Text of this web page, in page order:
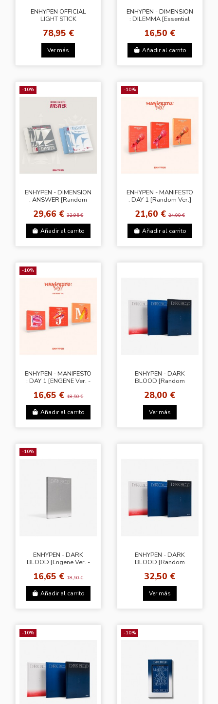
ENHYPEN OFFICIAL
LIGHT STICK
78,95 €
Ver más
ENHYPEN - DIMENSION
: DILEMMA [Essential
16,50 €
Añadir al carrito
-10%
ENHYPEN - DIMENSION
: ANSWER [Random
29,66 €32,95 €
Añadir al carrito
-10%
ENHYPEN - MANIFESTO
: DAY 1 [Random Ver.]
21,60 €24,00 €
Añadir al carrito
-10%
ENHYPEN - MANIFESTO
: DAY 1 [ENGENE Ver. -
16,65 €18,50 €
Añadir al carrito
ENHYPEN - DARK
BLOOD [Random
28,00 €
Ver más
-10%
ENHYPEN - DARK
BLOOD [Engene Ver. -
16,65 €18,50 €
Añadir al carrito
ENHYPEN - DARK
BLOOD [Random
(BDM / 1 de 3 tipos)
32,50 €
Ver más
-10% -10%